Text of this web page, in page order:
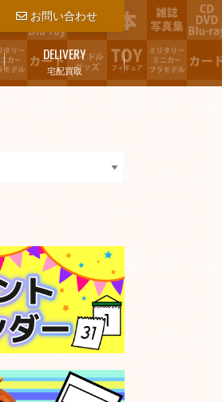
お問い合わせ
宅配買取
DELIVERY